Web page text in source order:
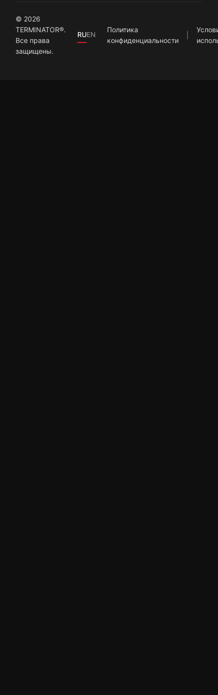
© 2026
TERMINATOR®.
Все права
защищены.
RUEN
Политика
конфиденциальности